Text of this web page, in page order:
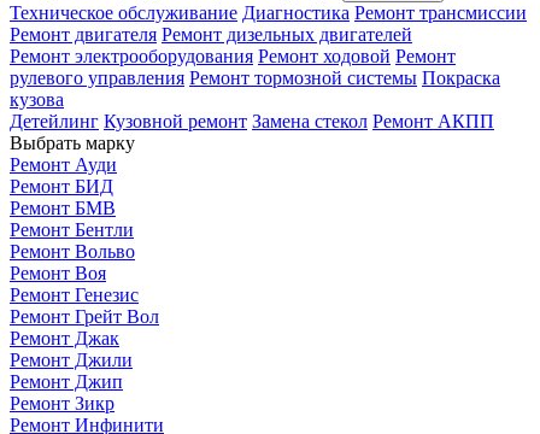
Техническое обслуживание Диагностика Ремонт трансмиссии
Ремонт двигателя Ремонт дизельных двигателей
Ремонт электрооборудования Ремонт ходовой Ремонт
рулевого управления Ремонт тормозной системы Покраска
кузова
Детейлинг Кузовной ремонт Замена стекол Ремонт АКПП
Выбрать марку
Ремонт Ауди
Ремонт БИД
Ремонт БМВ
Ремонт Бентли
Ремонт Вольво
Ремонт Воя
Ремонт Генезис
Ремонт Грейт Вол
Ремонт Джак
Ремонт Джили
Ремонт Джип
Ремонт Зикр
Ремонт Инфинити